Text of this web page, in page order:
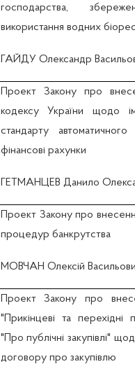
господарства,
використання водних
ГАЙДУ Олександр
Проект Закону про
кодексу України щодо
стандарту
фінансові рахунки
ГЕТМАНЦЕВ Данило
Проект Закону про
процедур банкрутства
МОВЧАН Олексій
Проект Закону про
"Прикінцеві та перехідні
"Про публічні закупівлі"
договору про закупівлю